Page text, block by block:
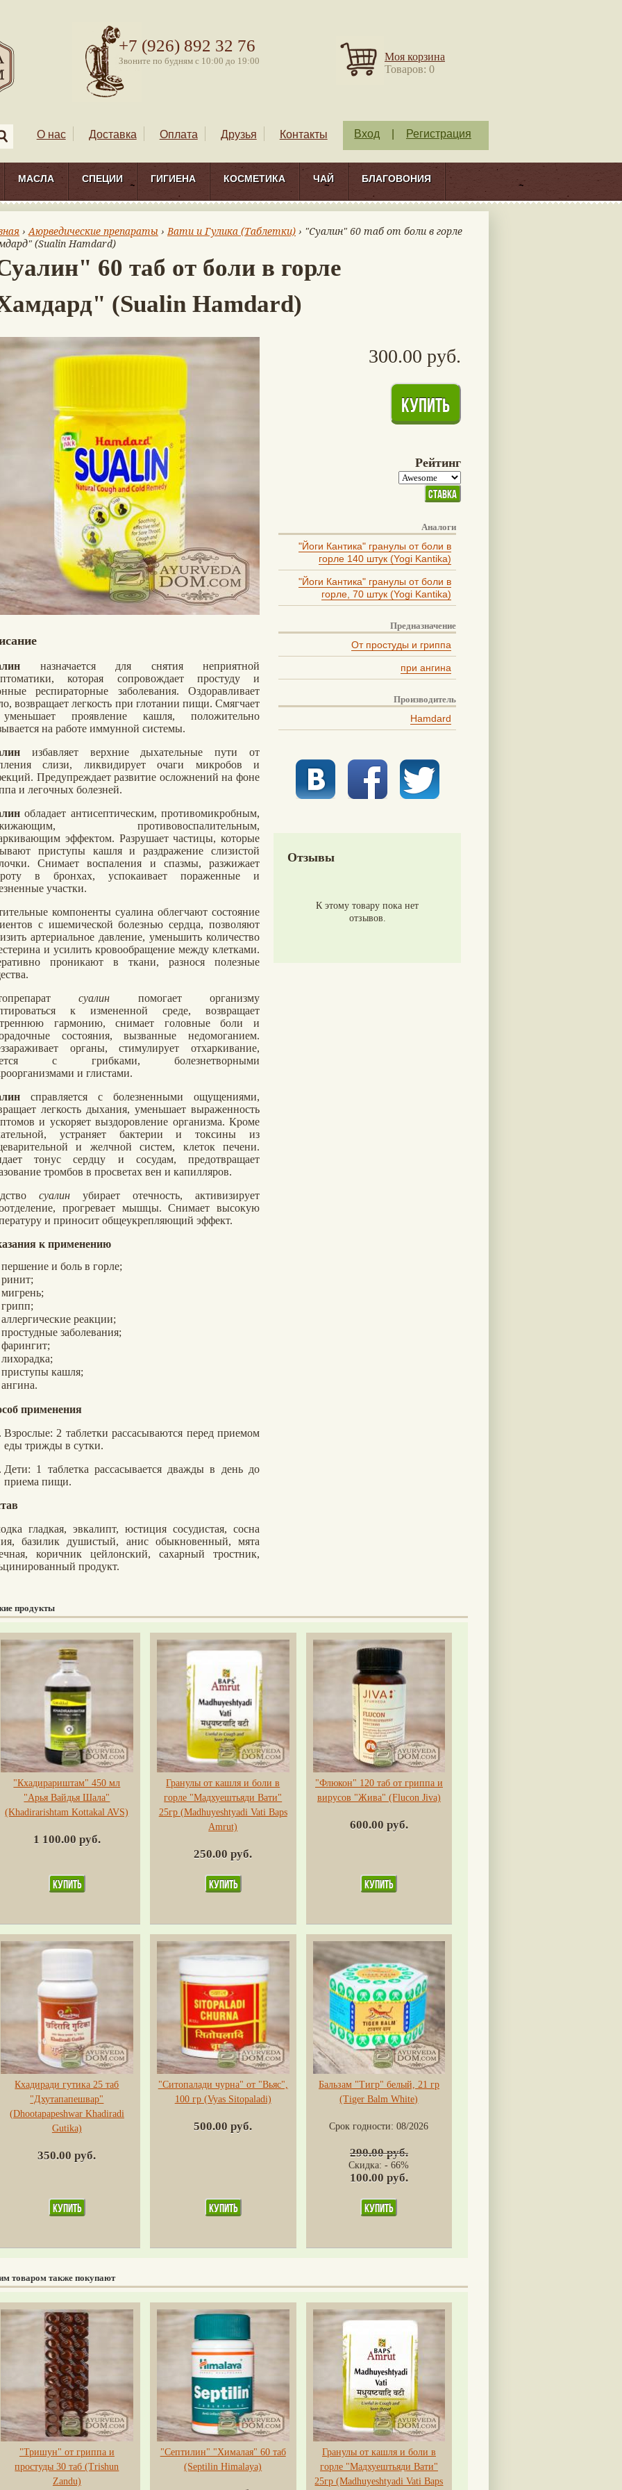
+7 (926) 892 32 76
Звоните по будням с 10:00 до 19:00
Моя корзина
Товаров: 0
О нас Доставка Оплата Друзья Контакты Вход Регистрация
МАСЛА СПЕЦИИ ГИГИЕНА КОСМЕТИКА ЧАЙ БЛАГОВОНИЯ
›Аюрведические препараты ›Вати и Гулика (Таблетки) › "Суалин" 60 таб от боли в горле
(Sualin Hamdard)
60 таб от боли в горле
(Sualin Hamdard)
назначается для снятия неприятной
которая сопровождает простуду и
респираторные заболевания. Оздоравливает
возвращает легкость при глотании пищи. Смягчает
проявление кашля, положительно
на работе иммунной системы.
избавляет верхние дыхательные пути от
слизи, ликвидирует очаги микробов и
Предупреждает развитие осложнений на фоне
и легочных болезней.
обладает антисептическим, противомикробным,
противовоспалительным,
эффектом. Разрушает частицы, которые
приступы кашля и раздражение слизистой
Снимает воспаления и спазмы, разжижает
в бронхах, успокаивает пораженные и
участки.
компоненты суалина облегчают состояние
с ишемической болезнью сердца, позволяют
артериальное давление, уменьшить количество
и усилить кровообращение между клетками.
проникают в ткани, разнося полезные
суалин помогает организму
к измененной среде, возвращает
гармонию, снимает головные боли и
состояния, вызванные недомоганием.
органы, стимулирует отхаркивание,
с грибками, болезнетворными
и глистами.
справляется с болезненными ощущениями,
легкость дыхания, уменьшает выраженность
и ускоряет выздоровление организма. Кроме
устраняет бактерии и токсины из
и желчной систем, клеток печени.
тонус сердцу и сосудам, предотвращает
тромбов в просветах вен и капилляров.
суалин убирает отечность, активизирует
прогревает мышцы. Снимает высокую
и приносит общеукрепляющий эффект.
к применению
першение и боль в горле;
ринит;
мигрень;
грипп;
аллергические реакции;
простудные заболевания;
фарингит;
лихорадка;
приступы кашля;
ангина.
применения
Взрослые: 2 таблетки рассасываются перед приемом
еды трижды в сутки.
Дети: 1 таблетка рассасывается дважды в день до
приема пищи.
гладкая, эвкалипт, юстиция сосудистая, сосна
базилик душистый, анис обыкновенный, мята
коричник цейлонский, сахарный тростник,
продукт.
300.00 руб.
Рейтинг
Аналоги
"Йоги Кантика" гранулы от боли в
горле 140 штук (Yogi Kantika)
"Йоги Кантика" гранулы от боли в
горле, 70 штук (Yogi Kantika)
Предназначение
От простуды и гриппа
при ангина
Производитель
Hamdard
Отзывы
К этому товару пока нет
отзывов.
продукты
"Кхадирариштам" 450 мл
"Арья Вайдья Шала"
(Khadirarishtam Kottakal AVS)
1 100.00 руб.
Гранулы от кашля и боли в
горле "Мадхуештьяди Вати"
25гр (Madhuyeshtyadi Vati Baps
Amrut)
250.00 руб.
"Флюкон" 120 таб от гриппа и
вирусов "Жива" (Flucon Jiva)
600.00 руб.
Кхадиради гутика 25 таб
"Дхутапапешвар"
(Dhootapapeshwar Khadiradi
Gutika)
350.00 руб.
"Ситопалади чурна" от "Вьяс",
100 гр (Vyas Sitopaladi)
500.00 руб.
Бальзам "Тигр" белый, 21 гр
(Tiger Balm White)
Срок годности:08/2026
290.00 руб.
Скидка: - 66%
100.00 руб.
товаром также покупают
"Тришун" от гриппа и
простуды 30 таб (Trishun
Zandu)
"Септилин" "Хималая" 60 таб
(Septilin Himalaya)
Гранулы от кашля и боли в
горле "Мадхуештьяди Вати"
25гр (Madhuyeshtyadi Vati Baps